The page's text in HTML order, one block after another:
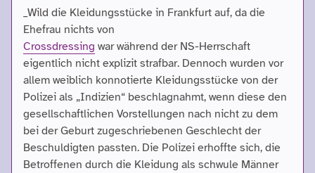
_Wild die Kleidungsstücke in Frankfurt auf, da die
Ehefrau nichts von
Crossdressing war während der NS-Herrschaft
eigentlich nicht explizit strafbar. Dennoch wurden vor
allem weiblich konnotierte Kleidungsstücke von der
Polizei als „Indizien“ beschlagnahmt, wenn diese den
gesellschaftlichen Vorstellungen nach nicht zu dem
bei der Geburt zugeschriebenen Geschlecht der
Beschuldigten passten. Die Polizei erhoffte sich, die
Betroffenen durch die Kleidung als schwule Männer